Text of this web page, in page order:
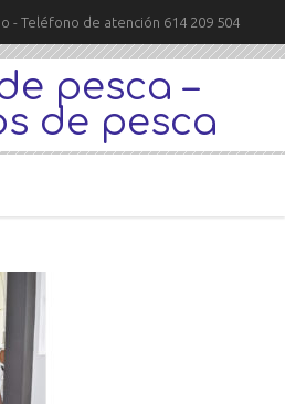
- Teléfono de atención 614 209 504
pesca –
de pesca